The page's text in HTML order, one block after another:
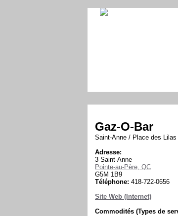
Gaz-O-Bar
Saint-Anne / Place des Lilas
Adresse:
3 Saint-Anne
Pointe-au-Père, QC
G5M 1B9
Téléphone: 418-722-0656
Site Web (Internet)
Commodités (Types de